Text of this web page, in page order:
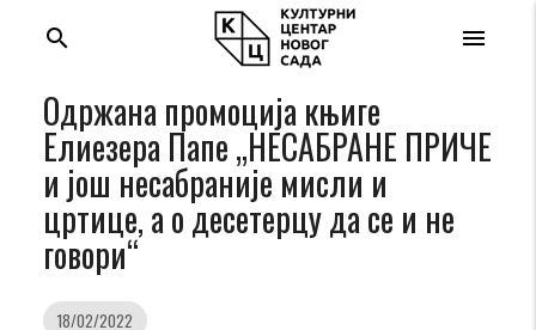
menu
search
Одржана промоција књиге
Елиезера Папе „НЕСАБРАНЕ ПРИЧЕ
и још несабраније мисли и
цртице, а о десетерцу да се и не
говори“
18/02/2022